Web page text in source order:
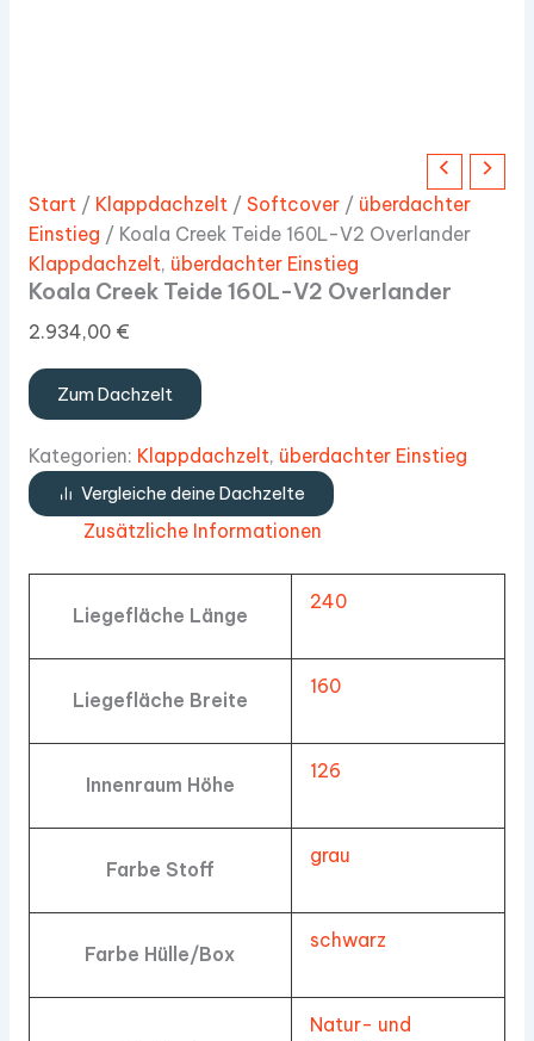
Start/ Klappdachzelt/ Softcover/ überdachter
Einstieg / Koala Creek Teide 160L-V2 Overlander
Klappdachzelt, überdachter Einstieg
Koala Creek Teide 160L-V2 Overlander
2.934,00 €
Zum Dachzelt
Kategorien: Klappdachzelt, überdachter Einstieg
Vergleiche deine Dachzelte
Zusätzliche Informationen
Liegefläche Länge
240
Liegefläche Breite
160
Innenraum Höhe
126
Farbe Stoff
grau
Farbe Hülle/Box
schwarz
Natur- und